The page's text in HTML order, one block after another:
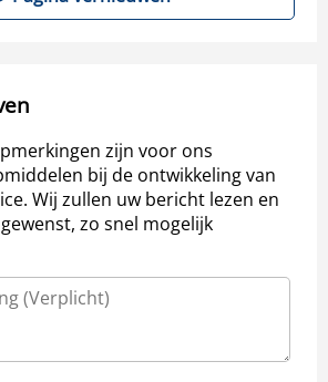
zijn voor ons
bij de ontwikkeling van
Wij zullen uw bericht lezen en
zo snel mogelijk